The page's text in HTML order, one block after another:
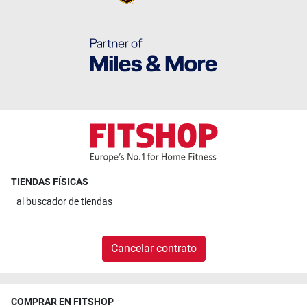
TIENDAS FÍSICAS
al buscador de tiendas
Cancelar contrato
COMPRAR EN FITSHOP